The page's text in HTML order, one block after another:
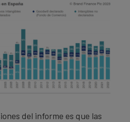
del informe es que las